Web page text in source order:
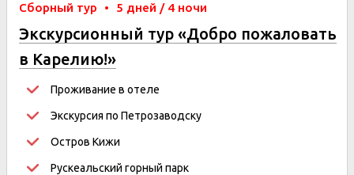
Сборный тур • 5 дней / 4 ночи
Экскурсионный тур «Добро пожаловать
в Карелию!»
Проживание в отеле
Экскурсия по Петрозаводску
Остров Кижи
Рускеальский горный парк